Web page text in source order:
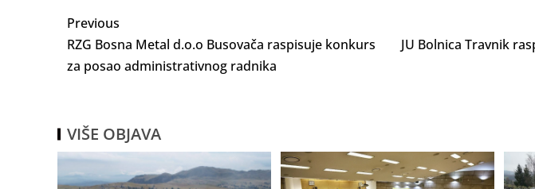
Previous
RZG Bosna Metal d.o.o Busovača raspisuje konkurs
za posao administrativnog radnika
JU Bolnica Travnik
VIŠE OBJAVA